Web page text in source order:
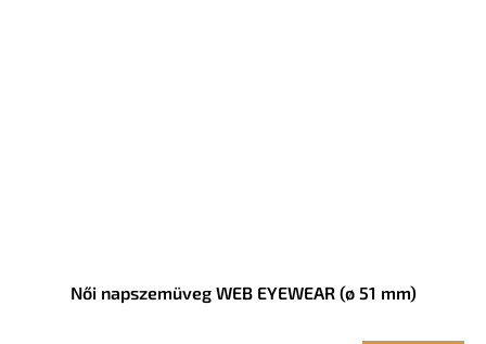
Női napszemüveg WEB EYEWEAR (ø 51 mm)